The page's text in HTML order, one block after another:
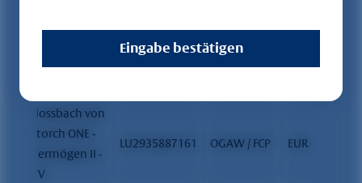
Vermögen II -
LU2935887245 OGAW / FCP
Flossbach von
Storch ONE -
Vermögen II -
VV
LU2935887161 OGAW / FCP EUR
Eingabe bestätigen